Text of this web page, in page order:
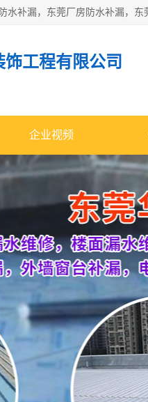
工程有限公司
企业视频